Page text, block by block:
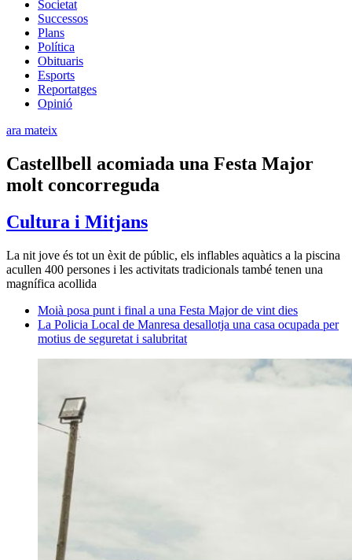
Societat
Successos
Plans
Política
Obituaris
Esports
Reportatges
Opinió
ara mateix
Castellbell acomiada una Festa Major
molt concorreguda
Cultura i Mitjans
La nit jove és tot un èxit de públic, els inflables aquàtics a la piscina
acullen 400 persones i les activitats tradicionals també tenen una
magnífica acollida
Moià posa punt i final a una Festa Major de vint dies
La Policia Local de Manresa desallotja una casa ocupada per
motius de seguretat i salubritat